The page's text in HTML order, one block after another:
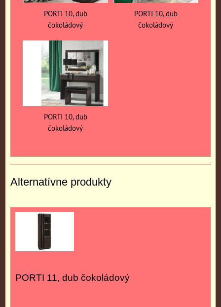
PORTI 10, dub
čokoládový
PORTI 10, dub
čokoládový
PORTI 10, dub
čokoládový
Alternatívne produkty
PORTI 11, dub čokoládový